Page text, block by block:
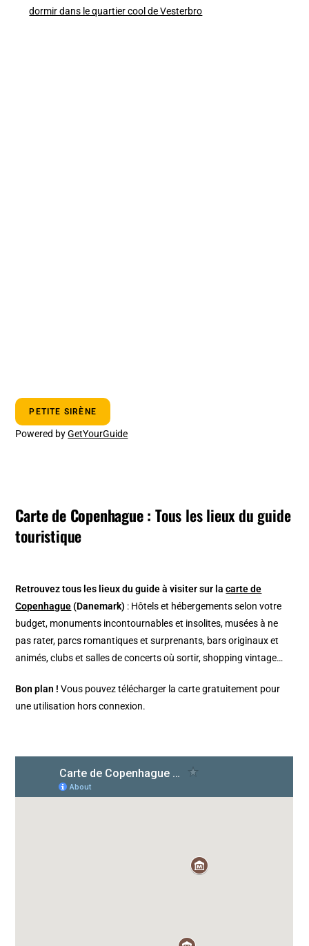
dormir dans le quartier cool de Vesterbro
PETITE SIRÈNE
Powered byGetYourGuide
Carte de Copenhague :Tous les lieux du guide
touristique
Retrouvez tous les lieux du guide à visitersur lacarte de
Copenhague(Danemark) : Hôtels et hébergements selon votre
budget, monuments incontournables et insolites, musées à ne
pas rater, parcs romantiques et surprenants, bars originaux et
animés, clubs et salles de concerts où sortir, shopping vintage…
Bon plan ! Vous pouvez télécharger la carte gratuitement pour
une utilisation hors connexion.